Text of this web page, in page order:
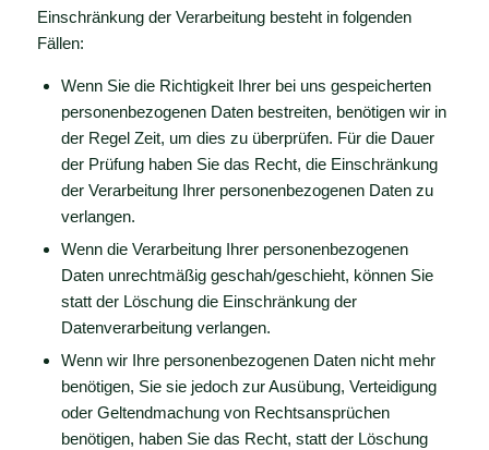
Einschränkung der Verarbeitung besteht in folgenden
Fällen:
Wenn Sie die Richtigkeit Ihrer bei uns gespeicherten
personenbezogenen Daten bestreiten, benötigen wir in
der Regel Zeit, um dies zu überprüfen. Für die Dauer
der Prüfung haben Sie das Recht, die Einschränkung
der Verarbeitung Ihrer personenbezogenen Daten zu
verlangen.
Wenn die Verarbeitung Ihrer personenbezogenen
Daten unrechtmäßig geschah/geschieht, können Sie
statt der Löschung die Einschränkung der
Datenverarbeitung verlangen.
Wenn wir Ihre personenbezogenen Daten nicht mehr
benötigen, Sie sie jedoch zur Ausübung, Verteidigung
oder Geltendmachung von Rechtsansprüchen
benötigen, haben Sie das Recht, statt der Löschung